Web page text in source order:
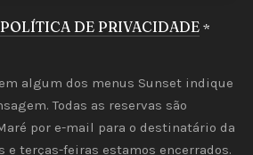
POLÍTICA DE PRIVACIDADE *
algum dos menus Sunset indique
Todas as reservas são
por e-mail para o destinatário da
e terças-feiras estamos encerrados.